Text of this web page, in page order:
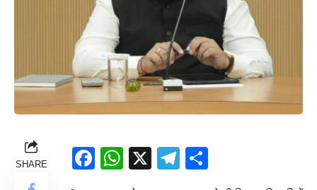
SHARE Facebook
WhatsApp
X Telegram